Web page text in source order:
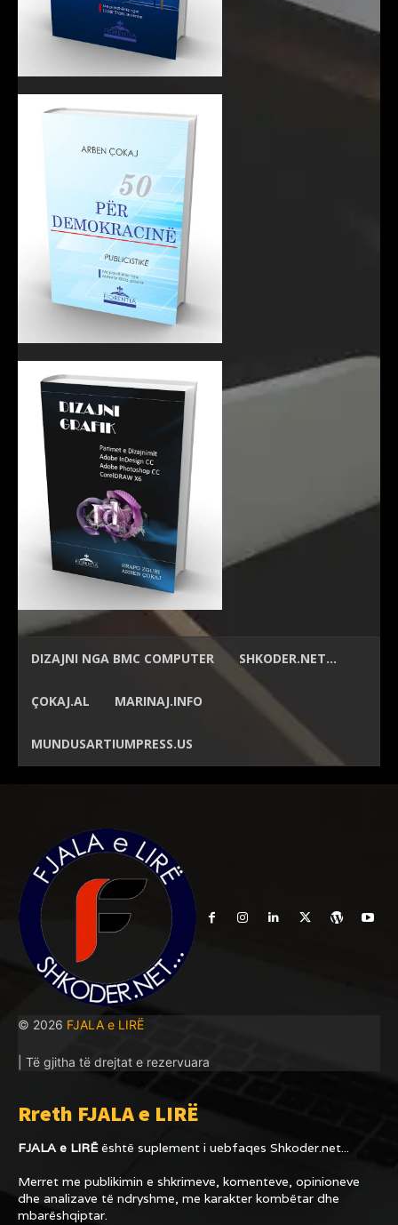
DIZAJNI NGA BMC COMPUTER SHKODER.NET…
ÇOKAJ.AL MARINAJ.INFO
MUNDUSARTIUMPRESS.US
© 2026 FJALA e LIRË
| Të gjitha të drejtat e rezervuara
Rreth FJALA e LIRË
FJALA e LIRËështë suplement i uebfaqes Shkoder.net...
Merret me publikimin e shkrimeve, komenteve, opinioneve
dhe analizave të ndryshme, me karakter kombëtar dhe
mbarëshqiptar.